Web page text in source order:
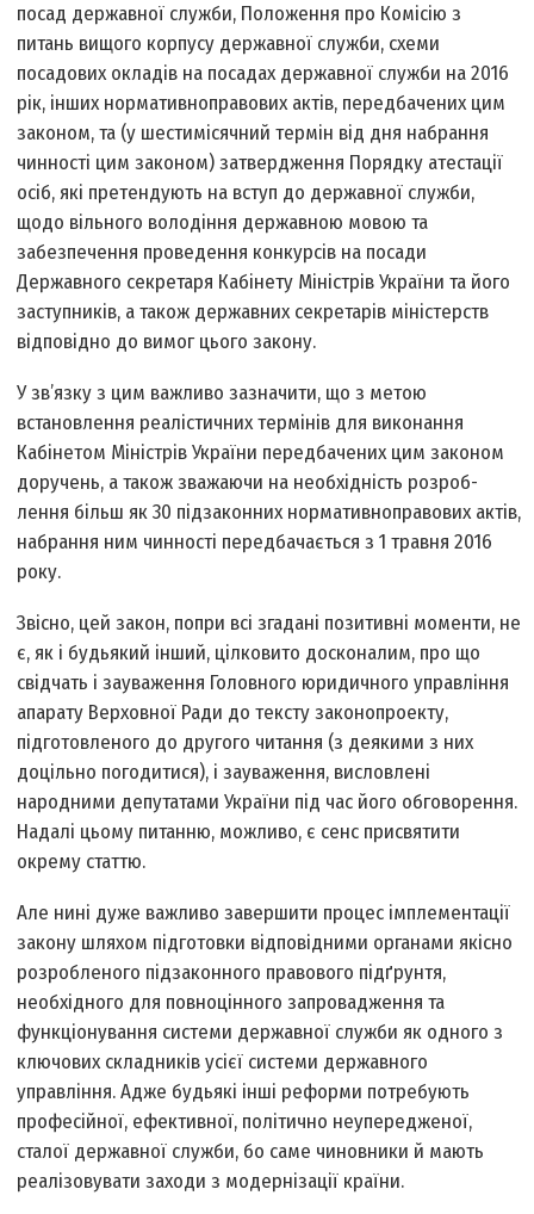
посад державної служби, Положення про Комісію з
питань вищого корпусу державної служби, схеми
посадових окладів на посадах державної служби на 2016
рік, інших нормативно­правових актів, передбачених цим
законом, та (у шестимісячний термін від дня набрання
чинності цим законом) затвердження Порядку атестації
осіб, які претендують на вступ до державної служби,
щодо вільного володіння державною мовою та
забезпечення проведення конкурсів на посади
Державного секретаря Кабінету Міністрів України та його
заступників, а також державних секретарів міністерств
відповідно до вимог цього закону.
У зв’язку з цим важливо зазначити, що з метою
встановлення реалістичних термінів для виконання
Кабінетом Міністрів України передбачених цим законом
доручень, а також зважаючи на необхідність розроб­
лення більш як 30 підзаконних нормативно­правових актів,
набрання ним чинності передбачається з 1 травня 2016
року.
Звісно, цей закон, попри всі згадані позитивні моменти, не
є, як і будь­який інший, цілковито досконалим, про що
свідчать і зауваження Головного юридичного управління
апарату Верховної Ради до тексту законопроекту,
підготовленого до другого читання (з деякими з них
доцільно погодитися), і зауваження, висловлені
народними депутатами України під час його обговорення.
Надалі цьому питанню, можливо, є сенс присвятити
окрему статтю.
Але нині дуже важливо завершити процес імплементації
закону шляхом підготовки відповідними органами якісно
розробленого підзаконного правового підґрунтя,
необхідного для повноцінного запровадження та
функціонування системи державної служби як одного з
ключових складників усієї системи державного
управління. Адже будь­які інші реформи потребують
професійної, ефективної, політично неупередженої,
сталої державної служби, бо саме чиновники й мають
реалізовувати заходи з модернізації країни.